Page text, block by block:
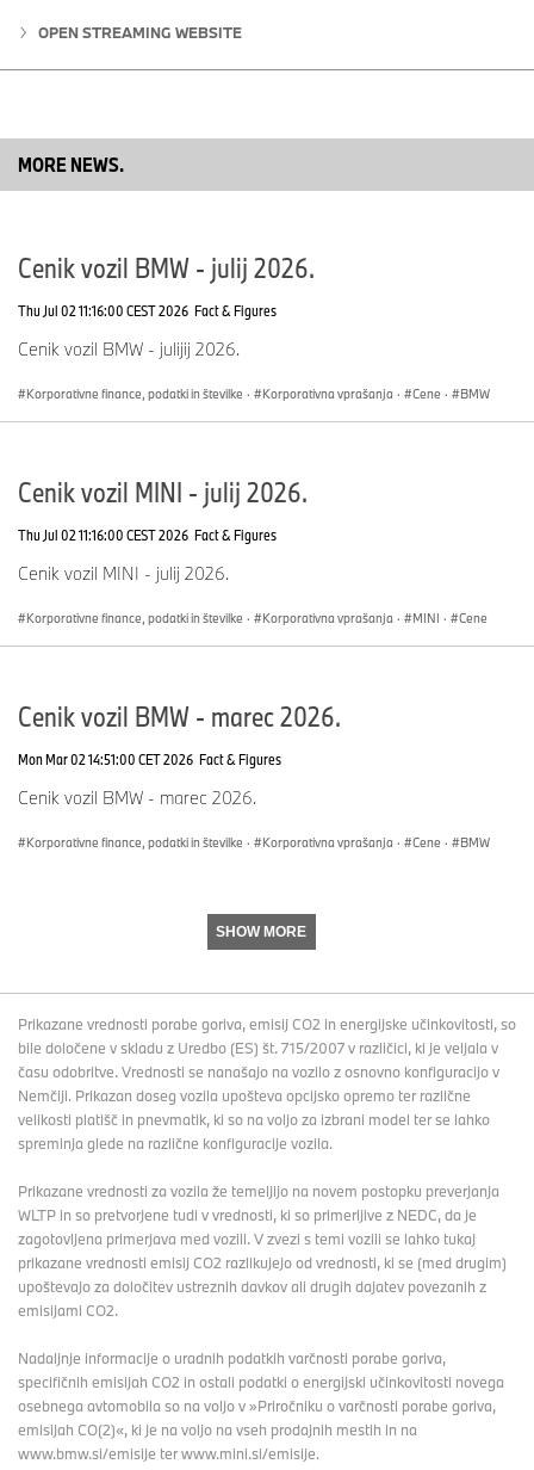
OPEN STREAMING WEBSITE
MORE NEWS.
Cenik vozil BMW - julij 2026.
Thu Jul 02 11:16:00 CEST 2026 Fact & Figures
Cenik vozil BMW - julijij 2026.
Korporativne finance, podatki in številke · Korporativna vprašanja · Cene · BMW
Cenik vozil MINI - julij 2026.
Thu Jul 02 11:16:00 CEST 2026 Fact & Figures
Cenik vozil MINI - julij 2026.
Korporativne finance, podatki in številke · Korporativna vprašanja · MINI · Cene
Cenik vozil BMW - marec 2026.
Mon Mar 02 14:51:00 CET 2026 Fact & Figures
Cenik vozil BMW - marec 2026.
Korporativne finance, podatki in številke · Korporativna vprašanja · Cene · BMW
SHOW MORE
Prikazane vrednosti porabe goriva, emisij CO2 in energijske učinkovitosti, so
bile določene v skladu z Uredbo (ES) št. 715/2007 v različici, ki je veljala v
času odobritve. Vrednosti se nanašajo na vozilo z osnovno konfiguracijo v
Nemčiji. Prikazan doseg vozila upošteva opcijsko opremo ter različne
velikosti platišč in pnevmatik, ki so na voljo za izbrani model ter se lahko
spreminja glede na različne konfiguracije vozila.
Prikazane vrednosti za vozila že temeljijo na novem postopku preverjanja
WLTP in so pretvorjene tudi v vrednosti, ki so primerljive z NEDC, da je
zagotovljena primerjava med vozili. V zvezi s temi vozili se lahko tukaj
prikazane vrednosti emisij CO2 razlikujejo od vrednosti, ki se (med drugim)
upoštevajo za določitev ustreznih davkov ali drugih dajatev povezanih z
emisijami CO2.
Nadaljnje informacije o uradnih podatkih varčnosti porabe goriva,
specifičnih emisijah CO2 in ostali podatki o energijski učinkovitosti novega
osebnega avtomobila so na voljo v »Priročniku o varčnosti porabe goriva,
emisijah CO(2)«, ki je na voljo na vseh prodajnih mestih in na
www.bmw.si/emisije ter www.mini.si/emisije.